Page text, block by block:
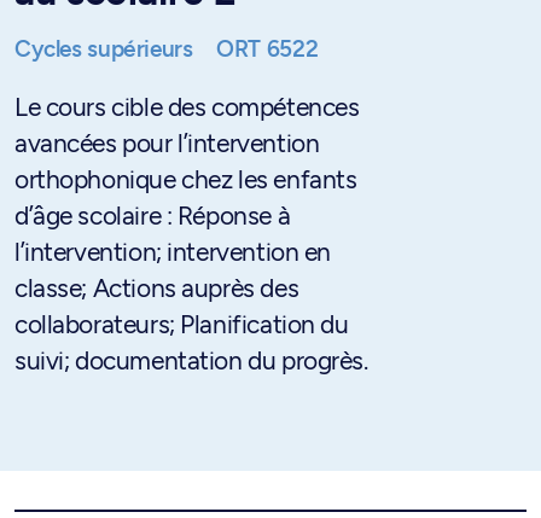
Cycles supérieurs ORT 6522
Le cours cible des compétences
avancées pour l’intervention
orthophonique chez les enfants
d’âge scolaire : Réponse à
l’intervention; intervention en
classe; Actions auprès des
collaborateurs; Planification du
suivi; documentation du progrès.